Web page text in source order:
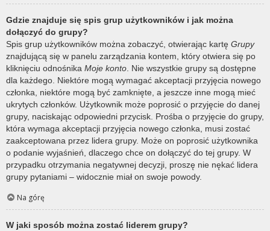
Gdzie znajduje się spis grup użytkowników i jak można
dołączyć do grupy?
Spis grup użytkowników można zobaczyć, otwierając kartę Grupy
znajdującą się w panelu zarządzania kontem, który otwiera się po
kliknięciu odnośnika Moje konto . Nie wszystkie grupy są dostępne
dla każdego. Niektóre mogą wymagać akceptacji przyjęcia nowego
członka, niektóre mogą być zamknięte, a jeszcze inne mogą mieć
ukrytych członków. Użytkownik może poprosić o przyjęcie do danej
grupy, naciskając odpowiedni przycisk. Prośba o przyjęcie do grupy,
która wymaga akceptacji przyjęcia nowego członka, musi zostać
zaakceptowana przez lidera grupy. Może on poprosić użytkownika
o podanie wyjaśnień, dlaczego chce on dołączyć do tej grupy. W
przypadku otrzymania negatywnej decyzji, proszę nie nękać lidera
grupy pytaniami – widocznie miał on swoje powody.
Na górę
W jaki sposób można zostać liderem grupy?